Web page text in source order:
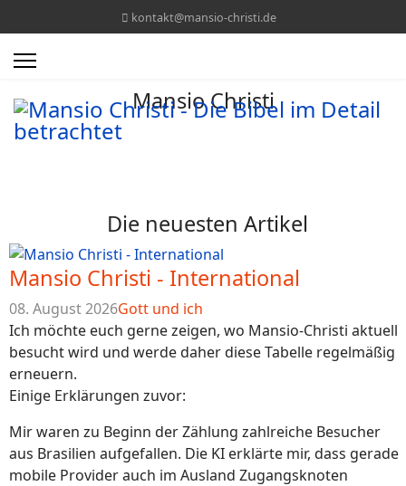
kontakt@mansio-christi.de
Mansio Christi
Die neuesten Artikel
Mansio Christi - International
08. August 2026Gott und ich
Ich möchte euch gerne zeigen, wo Mansio-Christi aktuell
besucht wird und werde daher diese Tabelle regelmäßig
erneuern.
Einige Erklärungen zuvor:
Mir waren zu Beginn der Zählung zahlreiche Besucher
aus Brasilien aufgefallen. Die KI erklärte mir, dass gerade
mobile Provider auch im Ausland Zugangsknoten